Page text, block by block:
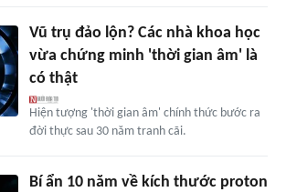
Vũ trụ đảo lộn? Các nhà khoa học
vừa chứng minh 'thời gian âm' là
có thật
Hiện tượng 'thời gian âm' chính thức bước ra
đời thực sau 30 năm tranh cãi.
Bí ẩn 10 năm về kích thước proton